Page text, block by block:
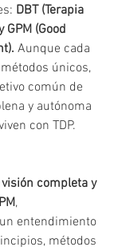
DBT (Terapia
(Good
Aunque cada
únicos,
común de
y autónoma
con TDP.
completa y
,
entendimiento
métodos